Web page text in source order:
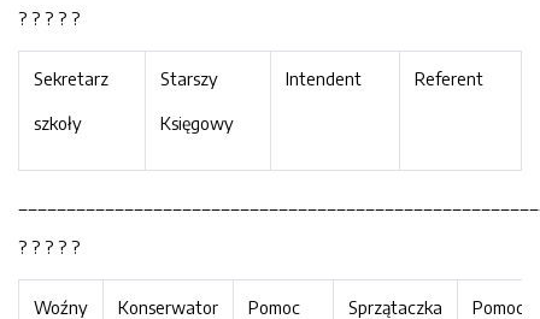
? ? ? ? ?
Sekretarz
szkoły
Starszy
Księgowy
Intendent Referent
? ? ? ? ?
Woźny Konserwator
Pomoc
Sprzątaczka
Pomoc